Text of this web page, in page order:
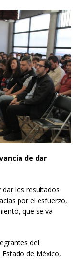
de dar
dar los resultados
por el esfuerzo,
que se va
del
de México,